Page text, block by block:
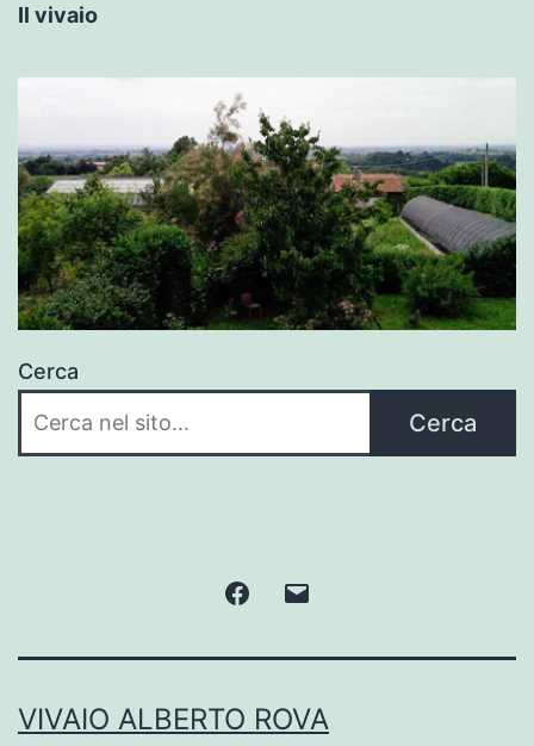
Il vivaio
Cerca
Cerca
Facebook
VIVAIO ALBERTO ROVA